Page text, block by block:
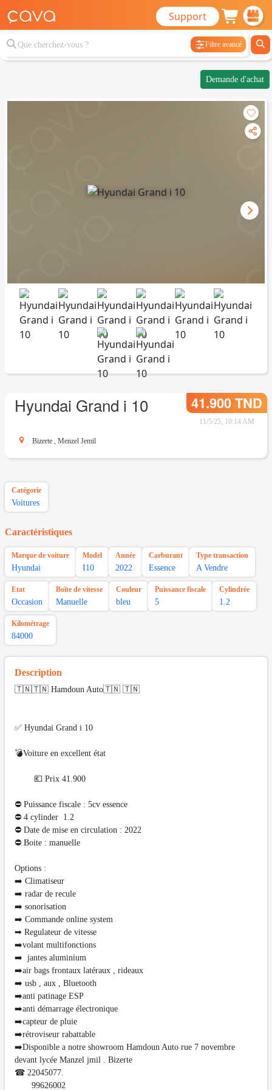
Support
Filtre avancé
Demande d'achat
Hyundai Grand i 10 41.900 TND
11/5/25, 10:14 AM
Bizerte , Menzel Jemil
Catégorie
Voitures
Caractéristiques
Marque de voiture
Hyundai
Model
I10
Année
2022
Carburant
Essence
Type transaction
A Vendre
Etat
Occasion
Boîte de vitesse
Manuelle
Couleur
bleu
Puissance fiscale
5
Cylindrée
1.2
Kilométrage
84000
Description
🇹🇳🇹🇳 Hamdoun Auto🇹🇳 🇹🇳
✅ Hyundai Grand i 10
💣Voiture en excellent état
💶 Prix 41.900
⛔ Puissance fiscale : 5cv essence
⛔️ 4 cylinder 1.2
⛔ Date de mise en circulation : 2022
⛔ Boite : manuelle
Options :
➡️ Climatiseur
➡️ radar de recule
➡️ sonorisation
➡️ Commande online system
➡ Regulateur de vitesse
➡️volant multifonctions
➡️ jantes aluminium
➡️air bags frontaux latéraux , rideaux
➡️ usb , aux , Bluetooth
➡️anti patinage ESP
➡️anti démarrage électronique
➡️capteur de pluie
➡️rétroviseur rabattable
➡️Disponible a notre showroom Hamdoun Auto rue 7 novembre
devant lycée Manzel jmil . Bizerte
☎ 22045077.
99626002